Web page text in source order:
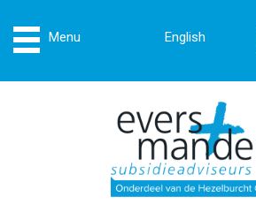
English